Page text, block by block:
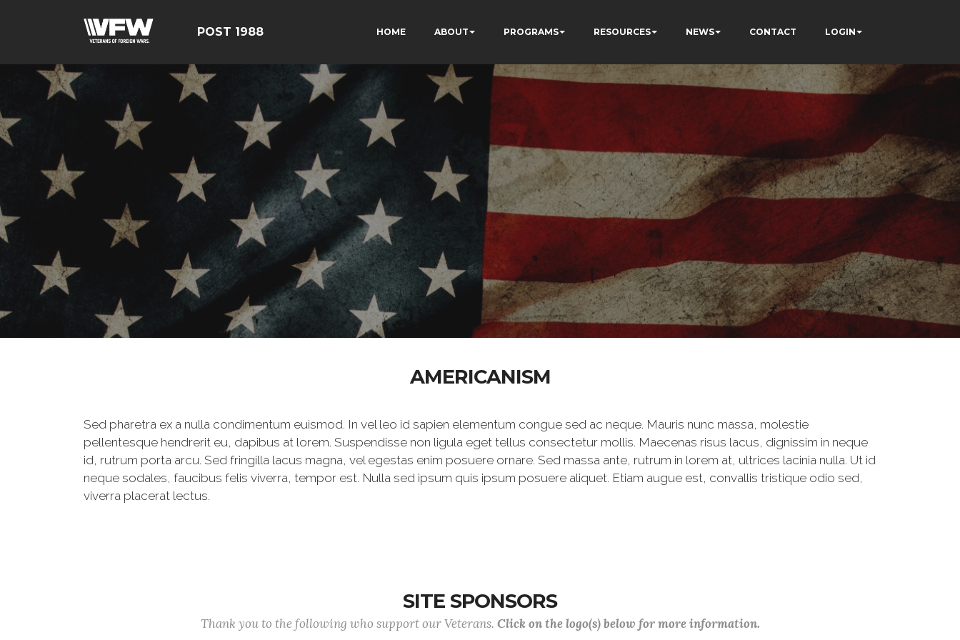
POST 1988 HOME ABOUT PROGRAMS RESOURCES NEWS CONTACT LOGIN
AMERICANISM
Sed pharetra ex a nulla condimentum euismod. In vel leo id sapien elementum congue sed ac neque. Mauris nunc massa, molestie
pellentesque hendrerit eu, dapibus at lorem. Suspendisse non ligula eget tellus consectetur mollis. Maecenas risus lacus, dignissim in neque
id, rutrum porta arcu. Sed fringilla lacus magna, vel egestas enim posuere ornare. Sed massa ante, rutrum in lorem at, ultrices lacinia nulla. Ut id
neque sodales, faucibus felis viverra, tempor est. Nulla sed ipsum quis ipsum posuere aliquet. Etiam augue est, convallis tristique odio sed,
viverra placerat lectus.
SITE SPONSORS
Thank you to the following who support our Veterans. Click on the logo(s) below for more information.